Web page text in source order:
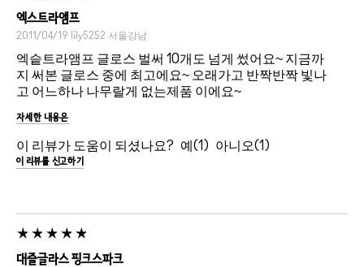
엑스트라앰프
2011/04/19 lily5252 서울강남
엑슽트라앰프 글로스 벌써 10개도 넘게 썼어요~ 지금까
지 써본 글로스 중에 최고에요~ 오래가고 반짝반짝 빛나
고 어느하나 나무랄게 없는제품 이에요~
자세한 내용은
이 리뷰가 도움이 되셨나요? 1 1
이 리뷰를 신고하기
대즐글라스 핑크스파크